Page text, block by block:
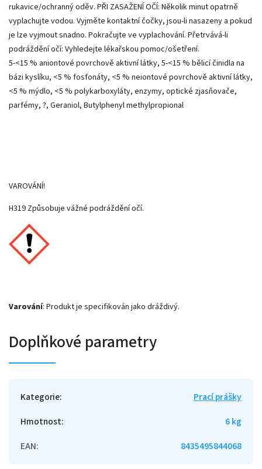
rukavice/ochranný oděv. PŘI ZASAŽENÍ OČÍ: Několik minut opatrně
vyplachujte vodou. Vyjměte kontaktní čočky, jsou-li nasazeny a pokud
je lze vyjmout snadno. Pokračujte ve vyplachování. Přetrvává-li
podráždění očí: Vyhledejte lékařskou pomoc/ošetření.
5-<15 % aniontové povrchově aktivní látky, 5-<15 % bělicí činidla na
bázi kyslíku, <5 % fosfonáty, <5 % neiontové povrchově aktivní látky,
<5 % mýdlo, <5 % polykarboxyláty, enzymy, optické zjasňovače,
parfémy, ?, Geraniol, Butylphenyl methylpropional
VAROVÁNÍ!
H319 Způsobuje vážné podráždění očí.
Varování: Produkt je specifikován jako dráždivý.
Doplňkové parametry
Kategorie:
Prací prášky
Hmotnost:
6 kg
EAN: 8435495844068